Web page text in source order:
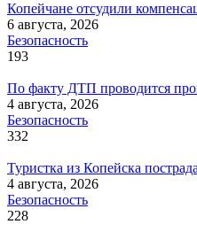
Копейчане отсудили
6 августа, 2026
Безопасность
193
По факту ДТП проводится
4 августа, 2026
Безопасность
332
Туристка из Копейска
4 августа, 2026
Безопасность
228